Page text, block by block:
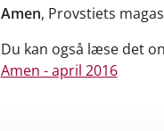
Amen, Provstiets
Du kan også læse det
Amen - april 2016